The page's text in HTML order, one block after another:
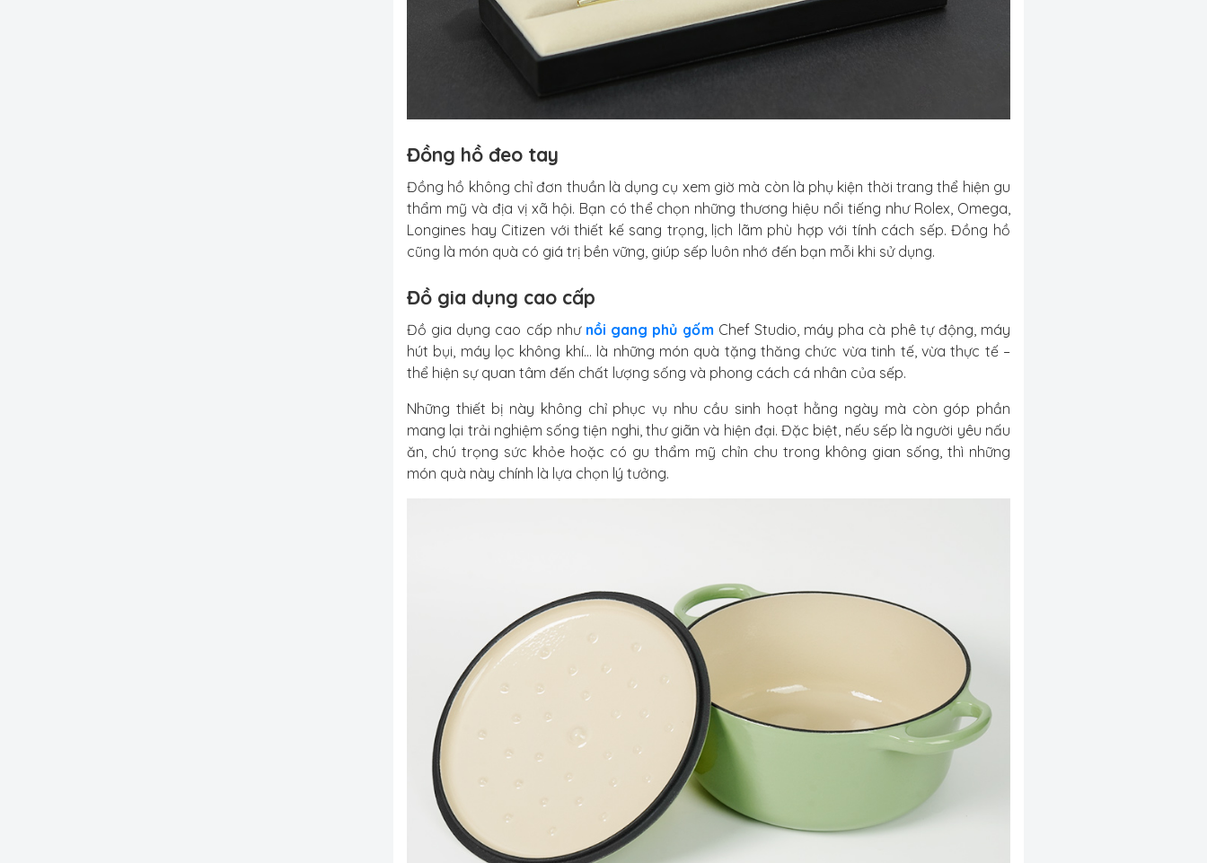
Đồng hồ đeo tay
Đồng hồ không chỉ đơn thuần là dụng cụ xem giờ mà còn là phụ kiện thời trang thể hiện gu
thẩm mỹ và địa vị xã hội. Bạn có thể chọn những thương hiệu nổi tiếng như Rolex, Omega,
Longines hay Citizen với thiết kế sang trọng, lịch lãm phù hợp với tính cách sếp. Đồng hồ
cũng là món quà có giá trị bền vững, giúp sếp luôn nhớ đến bạn mỗi khi sử dụng.
Đồ gia dụng cao cấp
Đồ gia dụng cao cấp như nồi gang phủ gốm Chef Studio, máy pha cà phê tự động, máy
hút bụi, máy lọc không khí… là những món quà tặng thăng chức vừa tinh tế, vừa thực tế –
thể hiện sự quan tâm đến chất lượng sống và phong cách cá nhân của sếp.
Những thiết bị này không chỉ phục vụ nhu cầu sinh hoạt hằng ngày mà còn góp phần
mang lại trải nghiệm sống tiện nghi, thư giãn và hiện đại. Đặc biệt, nếu sếp là người yêu nấu
ăn, chú trọng sức khỏe hoặc có gu thẩm mỹ chỉn chu trong không gian sống, thì những
món quà này chính là lựa chọn lý tưởng.